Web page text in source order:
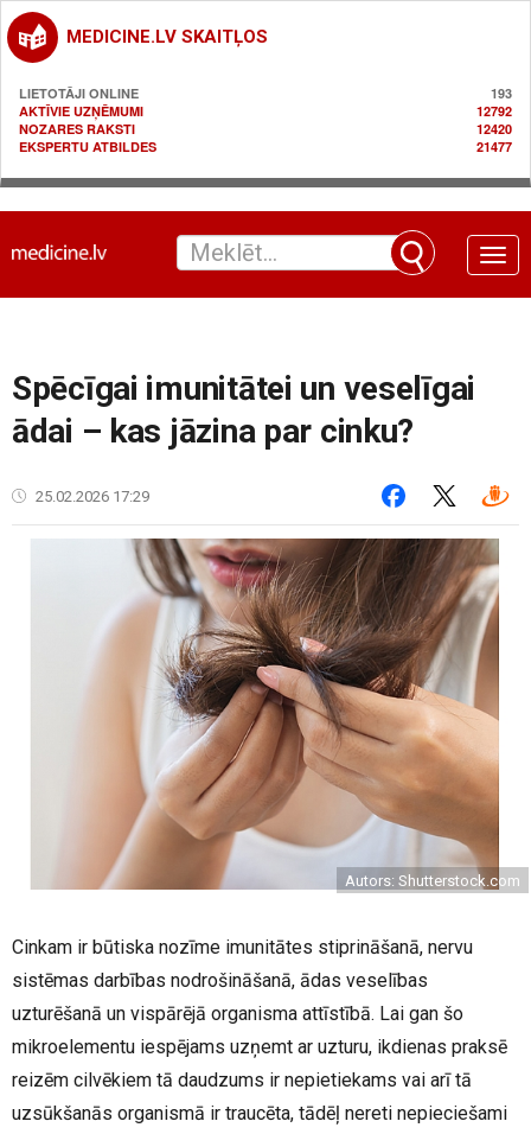
MEDICINE.LV SKAITĻOS
LIETOTĀJI ONLINE
193
AKTĪVIE UZŅĒMUMI
12792
NOZARES RAKSTI
12420
EKSPERTU ATBILDES
21477
Toggle
Spēcīgai imunitātei un veselīgai
ādai – kas jāzina par cinku?
25.02.2026 17:29
Autors: Shutterstock.com
Cinkam ir būtiska nozīme imunitātes stiprināšanā, nervu
sistēmas darbības nodrošināšanā, ādas veselības
uzturēšanā un vispārējā organisma attīstībā. Lai gan šo
mikroelementu iespējams uzņemt ar uzturu, ikdienas praksē
reizēm cilvēkiem tā daudzums ir nepietiekams vai arī tā
uzsūkšanās organismā ir traucēta, tādēļ nereti nepieciešami